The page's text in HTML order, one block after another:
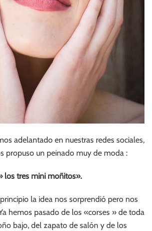
adelantado en nuestras redes sociales,
propuso un peinado muy de moda :
los tres mini moñitos».
la idea nos sorprendió pero nos
hemos pasado de los «corses » de toda
bajo, del zapato de salón y de los